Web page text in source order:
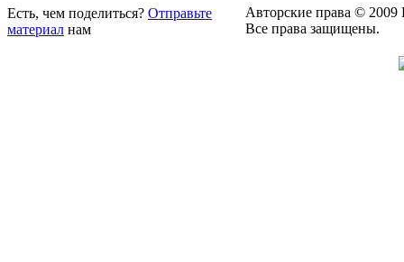
Есть, чем поделиться? Отправьте
материал нам
Авторские права © 2009
Все права защищены.